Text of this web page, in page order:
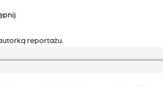
reportażu.